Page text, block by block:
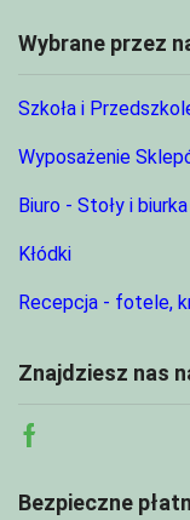
Wybrane przez
Szkoła i
Wyposażenie
Biuro - Stoły i biurka
Kłódki
Recepcja - fotele,
Znajdziesz nas
Facebook
Bezpieczne